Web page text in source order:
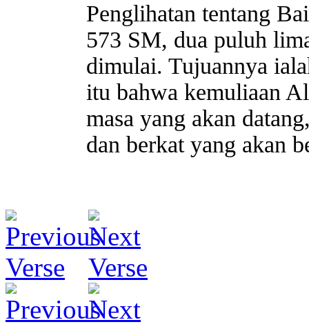
Penglihatan tentang
573 SM, dua puluh
dimulai. Tujuannya
itu bahwa kemuliaan
masa yang akan
dan berkat yang akan